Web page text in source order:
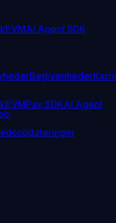
AI Agent SDK
Begivenheder
Pay SDKAI Agent